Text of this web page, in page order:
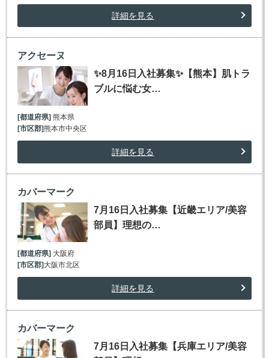
詳細を見る
アクセーヌ
✨8月16日入社募集✨【熊本】肌トラ
ブルに悩む女…
[都道府県] 熊本県
[市区郡]熊本市中央区
詳細を見る
カバーマーク
7月16日入社募集【近畿エリア/美容
部員】理想の…
[都道府県] 大阪府
[市区郡] 大阪市北区
詳細を見る
カバーマーク
7月16日入社募集【兵庫エリア/美容